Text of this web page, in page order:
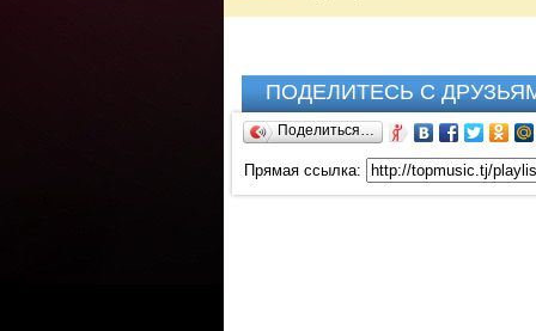
ПОДЕЛИТЕСЬ С
Поделиться…
Прямая ссылка: